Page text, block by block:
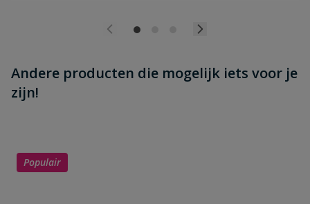
Andere producten die mogelijk iets voor je
zijn!
Populair